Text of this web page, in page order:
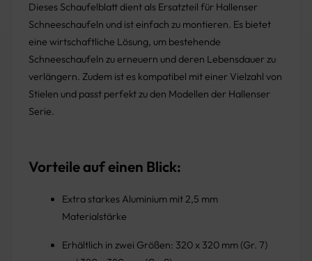
Dieses Schaufelblatt dient als Ersatzteil für Hallenser
Schneeschaufeln und ist einfach zu montieren. Es bietet
eine wirtschaftliche Lösung, um bestehende
Schneeschaufeln zu erneuern und deren Lebensdauer zu
verlängern. Zudem ist es kompatibel mit einer Vielzahl von
Stielen und passt perfekt zu den Modellen der Hallenser
Serie.
Vorteile auf einen Blick:
Extra starkes Aluminium mit 2,5 mm
Materialstärke
Erhältlich in zwei Größen: 320 x 320 mm (Gr. 7)